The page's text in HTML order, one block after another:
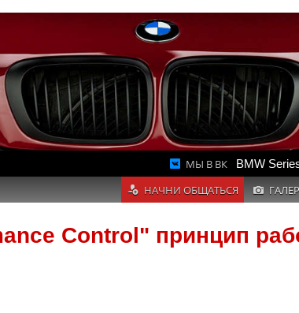
МЫ В ВК BMW
НАЧНИ ОБЩАТЬСЯ
Control" принцип